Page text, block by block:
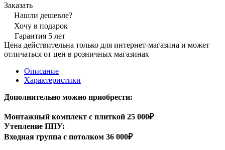
Заказать
Нашли дешевле?
Хочу в подарок
Гарантия 5 лет
Цена действительна только для интернет-магазина и может
отличаться от цен в розничных магазинах
Описание
Характеристики
Дополнительно можно приобрести:
Монтажный комплект с плиткой 25 000₽
Утепление ППУ:
Входная группа с потолком 36 000₽